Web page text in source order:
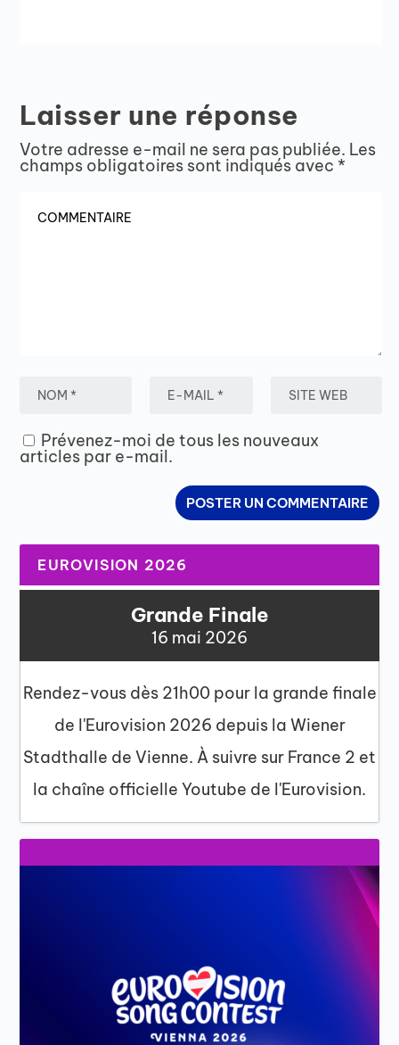
Laisser une réponse
Votre adresse e-mail ne sera pas publiée. Les
champs obligatoires sont indiqués avec *
Prévenez-moi de tous les nouveaux
articles par e-mail.
EUROVISION 2026
Grande Finale
16 mai 2026
Rendez-vous dès 21h00 pour la grande finale
de l'Eurovision 2026 depuis la Wiener
Stadthalle de Vienne. À suivre sur France 2 et
la chaîne officielle Youtube de l'Eurovision.